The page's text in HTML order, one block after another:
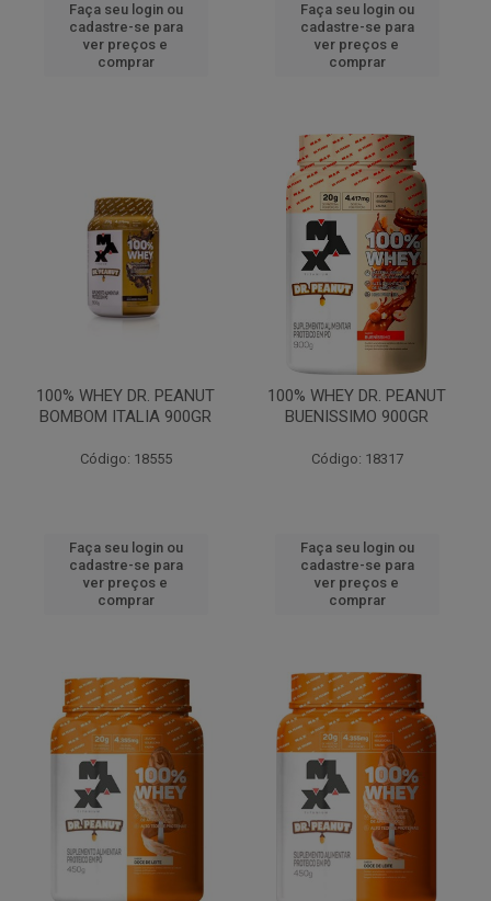
Faça seu login ou
cadastre-se para
ver preços e
comprar
Faça seu login ou
cadastre-se para
ver preços e
comprar
100% WHEY DR. PEANUT
BOMBOM ITALIA 900GR
Código: 18555
Faça seu login ou
cadastre-se para
ver preços e
comprar
100% WHEY DR. PEANUT
BUENISSIMO 900GR
Código: 18317
Faça seu login ou
cadastre-se para
ver preços e
comprar